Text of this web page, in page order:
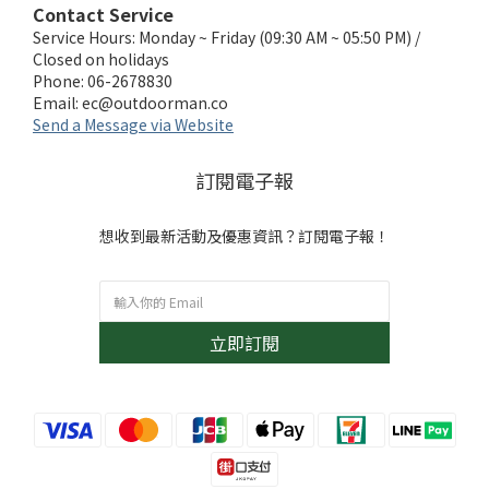
Contact Service
Service Hours: Monday ~ Friday (09:30 AM ~ 05:50 PM) /
Closed on holidays
Phone: 06-2678830
Email: ec@outdoorman.co
Send a Message via Website
訂閱電子報
想收到最新活動及優惠資訊？訂閱電子報！
立即訂閱